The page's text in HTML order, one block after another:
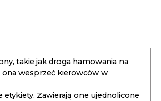
takie jak droga hamowania na
ona wesprzeć kierowców w
Zawierają one ujednolicone